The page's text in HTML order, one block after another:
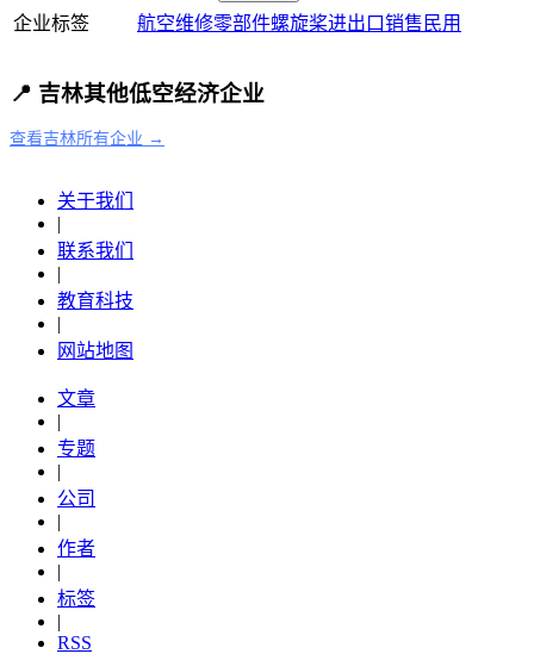
企业标签 航空维修零部件螺旋桨进出口销售 民用
📍 吉林其他低空经济企业
查看吉林所有企业 →
关于我们
|
联系我们
|
教育科技
|
网站地图
文章
|
专题
|
公司
|
作者
|
标签
|
RSS